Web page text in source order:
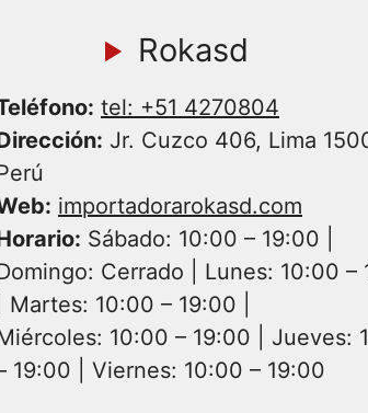
Rokasd
tel: +51 4270804
Jr. Cuzco 406, Lima
importadorarokasd.com
Sábado: 10:00 – 19:00 |
Cerrado | Lunes: 10:00 –
| Martes: 10:00 – 19:00 |
10:00 – 19:00 | Jueves:
19:00 | Viernes: 10:00 – 19:00